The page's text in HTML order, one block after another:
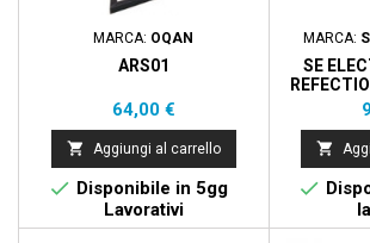
MARCA: OQAN
ARS01
Prezzo
64,00 €
 Aggiungi al carrello
 Disponibile in 5gg
Lavorativi
MARCA:
SE

